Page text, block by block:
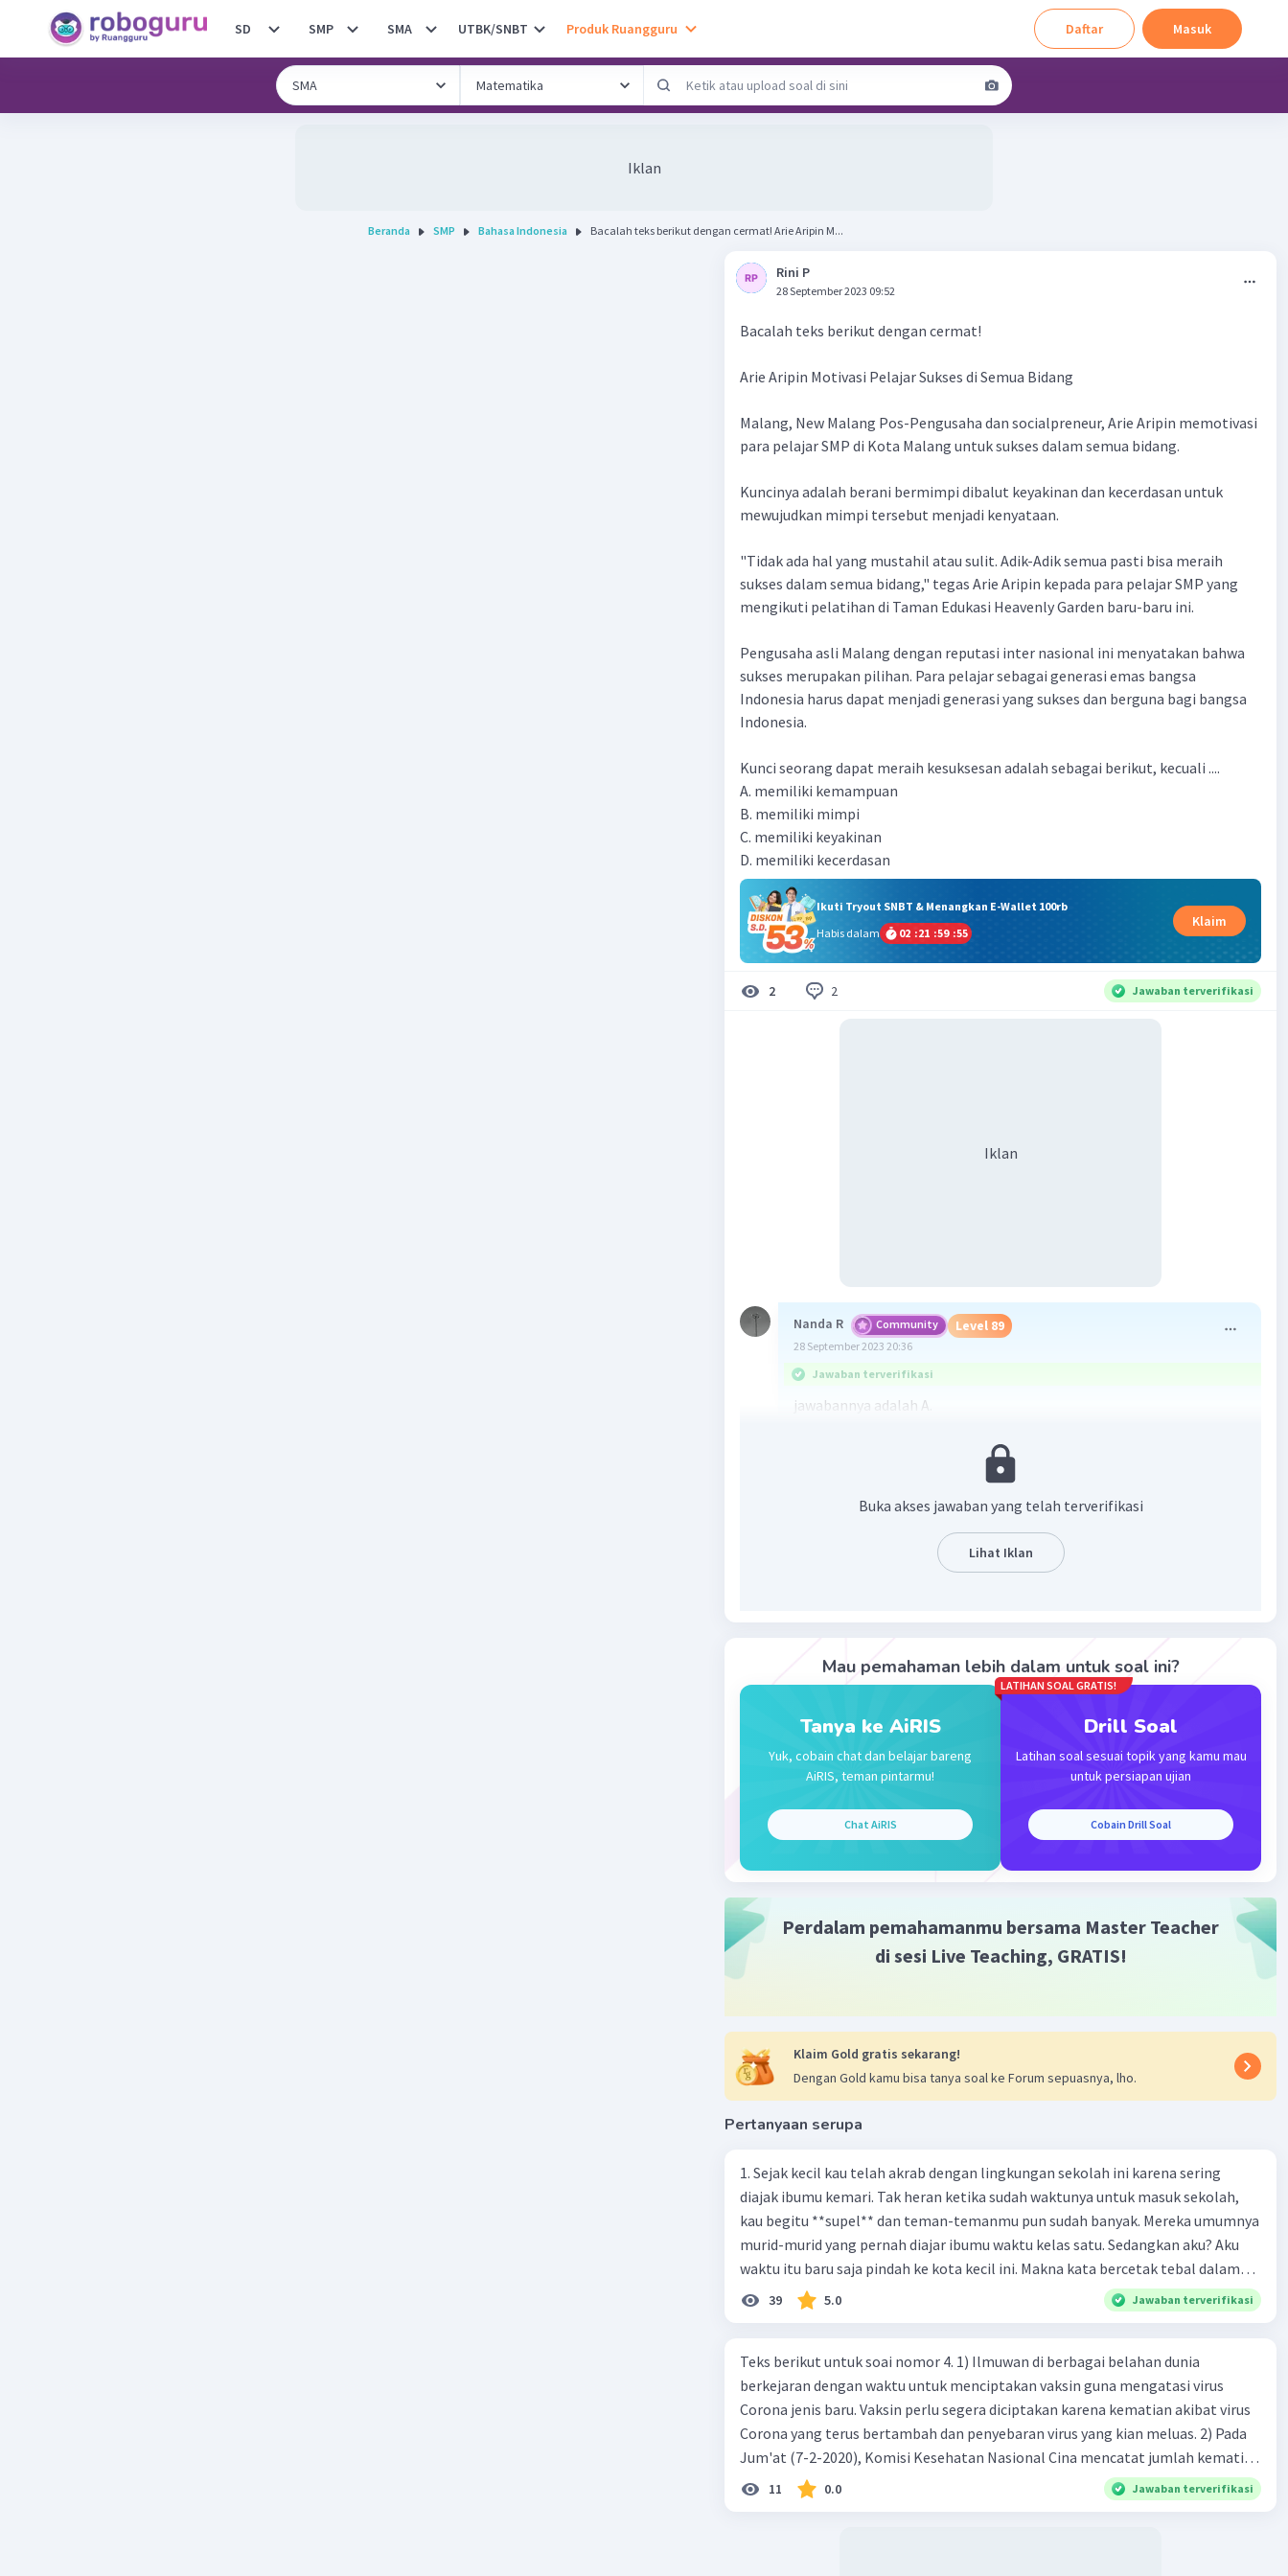
SD SMP SMA UTBK/SNBT Produk Ruangguru Daftar Masuk
Iklan
Beranda SMP Bahasa Indonesia Bacalah teks berikut dengan cermat! Arie Aripin M...
Rini P
28 September 2023 09:52
Bacalah teks berikut dengan cermat!
Arie Aripin Motivasi Pelajar Sukses di Semua Bidang
Malang, New Malang Pos-Pengusaha dan socialpreneur, Arie Aripin memotivasi
para pelajar SMP di Kota Malang untuk sukses dalam semua bidang.
Kuncinya adalah berani bermimpi dibalut keyakinan dan kecerdasan untuk
mewujudkan mimpi tersebut menjadi kenyataan.
"Tidak ada hal yang mustahil atau sulit. Adik-Adik semua pasti bisa meraih
sukses dalam semua bidang," tegas Arie Aripin kepada para pelajar SMP yang
mengikuti pelatihan di Taman Edukasi Heavenly Garden baru-baru ini.
Pengusaha asli Malang dengan reputasi inter nasional ini menyatakan bahwa
sukses merupakan pilihan. Para pelajar sebagai generasi emas bangsa
Indonesia harus dapat menjadi generasi yang sukses dan berguna bagi bangsa
Indonesia.
Kunci seorang dapat meraih kesuksesan adalah sebagai berikut, kecuali ....
A. memiliki kemampuan
B. memiliki mimpi
C. memiliki keyakinan
D. memiliki kecerdasan
Ikuti Tryout SNBT & Menangkan E-Wallet 100rb
Habis dalam
02 :21 :59 :54
Klaim
2 2 Jawaban terverifikasi
Iklan
Nanda R Community Level 89
28 September 2023 20:36
Jawaban terverifikasi
jawabannya adalah A.
karena pada kalimat kedua, narasumber tidak menyatakan kunci
sukses adalah memiliki kemampuan. Pada kalimat kedua,
narasumber berkata bahwa "jika ingin sukses kuncinya adalah
bermimpi dibalut keyakinan dan kecerdasan ..."
Balas
29 September 2023 09:45
Jawaban terverifikasi
Kalau menurut dari isi cerita diatas Arie tidak diketahui
kemampuannya apa,tetapi dia mampu mewujudkan
mimpinya,memiliki keyakinan dan kecerdasan untuk meraih
kesuksesan.
Jadi jawabannya adalah
Buka akses jawaban yang telah terverifikasi
Lihat Iklan
Mau pemahaman lebih dalam untuk soal ini?
Tanya ke AiRIS
Yuk, cobain chat dan belajar bareng
AiRIS, teman pintarmu!
Chat AiRIS
LATIHAN SOAL GRATIS!
Drill Soal
Latihan soal sesuai topik yang kamu mau
untuk persiapan ujian
Cobain Drill Soal
Perdalam pemahamanmu bersama Master Teacher
di sesi Live Teaching, GRATIS!
Klaim Gold gratis sekarang!
Dengan Gold kamu bisa tanya soal ke Forum sepuasnya, lho.
Pertanyaan serupa
1. Sejak kecil kau telah akrab dengan lingkungan sekolah ini karena sering
diajak ibumu kemari. Tak heran ketika sudah waktunya untuk masuk sekolah,
kau begitu **supel** dan teman-temanmu pun sudah banyak. Mereka umumnya
murid-murid yang pernah diajar ibumu waktu kelas satu. Sedangkan aku? Aku
waktu itu baru saja pindah ke kota kecil ini. Makna kata bercetak tebal dalam
kutipan cerpen tersebut adalah .... A. ramah C. santun B. sopan D. baik
39 5.0 Jawaban terverifikasi
Teks berikut untuk soai nomor 4. 1) Ilmuwan di berbagai belahan dunia
berkejaran dengan waktu untuk menciptakan vaksin guna mengatasi virus
Corona jenis baru. Vaksin perlu segera diciptakan karena kematian akibat virus
Corona yang terus bertambah dan penyebaran virus yang kian meluas. 2) Pada
Jum'at (7-2-2020), Komisi Kesehatan Nasional Cina mencatat jumlah kematian
akibat virus Corona baru telah mencapai 636 kasus, sedangkan jumlah warga
yang terinfeksi menjadi 31.161 kasus. Kasus terbanyak terjadi di Hubei, Cina,
11 0.0 Jawaban terverifikasi